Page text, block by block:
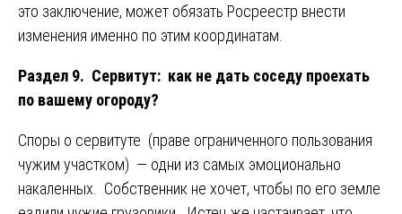
это заключение, может обязать Росреестр внести
изменения именно по этим координатам.
Раздел 9. Сервитут: как не дать соседу проехать
по вашему огороду?
Споры о сервитуте (праве ограниченного пользования
чужим участком) — одни из самых эмоционально
накаленных. Собственник не хочет, чтобы по его земле